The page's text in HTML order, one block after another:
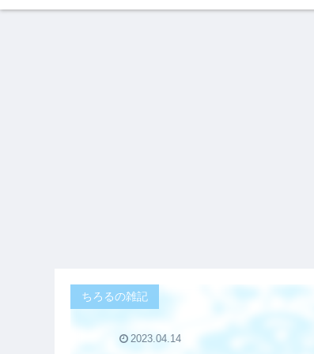
ちろるの雑記
2023.04.14